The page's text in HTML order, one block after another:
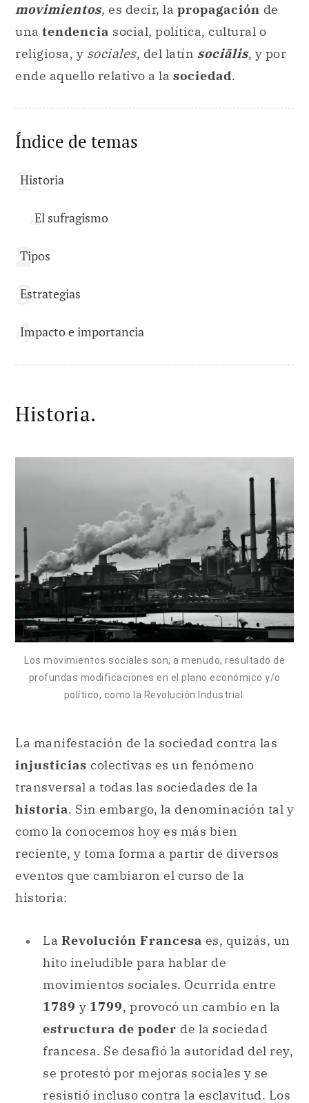
movimientos, es decir, la propagación de
una tendencia social, política, cultural o
religiosa, y sociales, del latín sociālis, y por
ende aquello relativo a la sociedad.
Índice de temas
Historia
El sufragismo
Tipos
Estrategias
Impacto e importancia
Historia.
Los movimientos sociales son, a menudo, resultado de
profundas modificaciones en el plano económico y/o
político, como la Revolución Industrial.
La manifestación de la sociedad contra las
injusticias colectivas es un fenómeno
transversal a todas las sociedades de la
historia. Sin embargo, la denominación tal y
como la conocemos hoy es más bien
reciente, y toma forma a partir de diversos
eventos que cambiaron el curso de la
historia:
La Revolución Francesa es, quizás, un
hito ineludible para hablar de
movimientos sociales. Ocurrida entre
1789 y 1799, provocó un cambio en la
estructura de poder de la sociedad
francesa. Se desafió la autoridad del rey,
se protestó por mejoras sociales y se
resistió incluso contra la esclavitud. Los